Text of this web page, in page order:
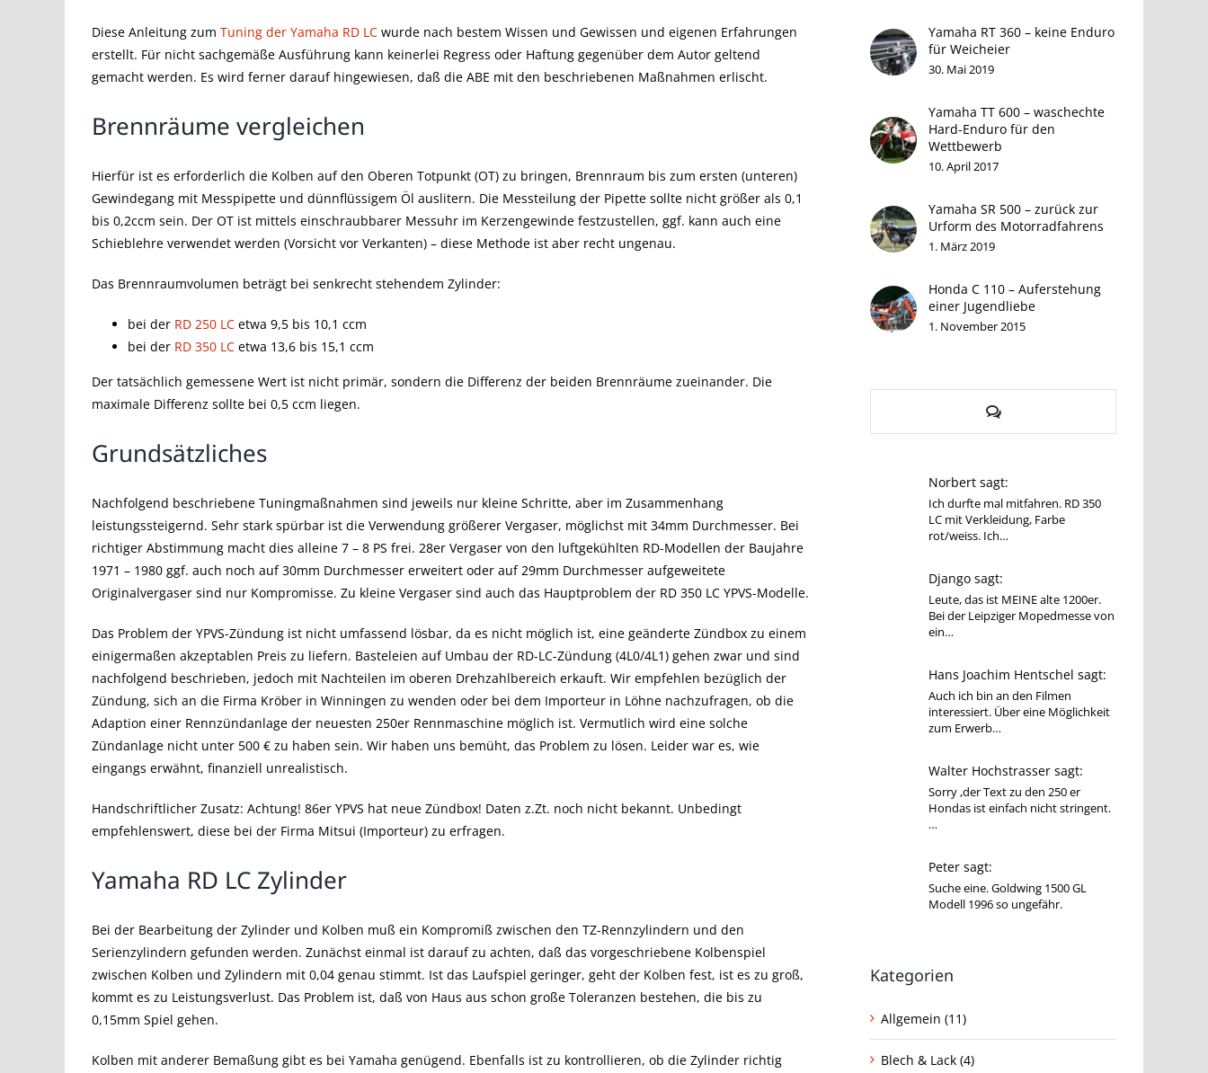
Diese Anleitung zum Tuning der Yamaha RD LC wurde nach bestem Wissen und Gewissen und eigenen Erfahrungen
erstellt. Für nicht sachgemäße Ausführung kann keinerlei Regress oder Haftung gegenüber dem Autor geltend
gemacht werden. Es wird ferner darauf hingewiesen, daß die ABE mit den beschriebenen Maßnahmen erlischt.
Brennräume vergleichen
Hierfür ist es erforderlich die Kolben auf den Oberen Totpunkt (OT) zu bringen, Brennraum bis zum ersten (unteren)
Gewindegang mit Messpipette und dünnflüssigem Öl auslitern. Die Messteilung der Pipette sollte nicht größer als 0,1
bis 0,2ccm sein. Der OT ist mittels einschraubbarer Messuhr im Kerzengewinde festzustellen, ggf. kann auch eine
Schieblehre verwendet werden (Vorsicht vor Verkanten) – diese Methode ist aber recht ungenau.
Das Brennraumvolumen beträgt bei senkrecht stehendem Zylinder:
bei der RD 250 LC etwa 9,5 bis 10,1 ccm
bei der RD 350 LC etwa 13,6 bis 15,1 ccm
Der tatsächlich gemessene Wert ist nicht primär, sondern die Differenz der beiden Brennräume zueinander. Die
maximale Differenz sollte bei 0,5 ccm liegen.
Grundsätzliches
Nachfolgend beschriebene Tuningmaßnahmen sind jeweils nur kleine Schritte, aber im Zusammenhang
leistungssteigernd. Sehr stark spürbar ist die Verwendung größerer Vergaser, möglichst mit 34mm Durchmesser. Bei
richtiger Abstimmung macht dies alleine 7 – 8 PS frei. 28er Vergaser von den luftgekühlten RD-Modellen der Baujahre
1971 – 1980 ggf. auch noch auf 30mm Durchmesser erweitert oder auf 29mm Durchmesser aufgeweitete
Originalvergaser sind nur Kompromisse. Zu kleine Vergaser sind auch das Hauptproblem der RD 350 LC YPVS-Modelle.
Das Problem der YPVS-Zündung ist nicht umfassend lösbar, da es nicht möglich ist, eine geänderte Zündbox zu einem
einigermaßen akzeptablen Preis zu liefern. Basteleien auf Umbau der RD-LC-Zündung (4L0/4L1) gehen zwar und sind
nachfolgend beschrieben, jedoch mit Nachteilen im oberen Drehzahlbereich erkauft. Wir empfehlen bezüglich der
Zündung, sich an die Firma Kröber in Winningen zu wenden oder bei dem Importeur in Löhne nachzufragen, ob die
Adaption einer Rennzündanlage der neuesten 250er Rennmaschine möglich ist. Vermutlich wird eine solche
Zündanlage nicht unter 500 € zu haben sein. Wir haben uns bemüht, das Problem zu lösen. Leider war es, wie
eingangs erwähnt, finanziell unrealistisch.
Handschriftlicher Zusatz: Achtung! 86er YPVS hat neue Zündbox! Daten z.Zt. noch nicht bekannt. Unbedingt
empfehlenswert, diese bei der Firma Mitsui (Importeur) zu erfragen.
Yamaha RD LC Zylinder
Bei der Bearbeitung der Zylinder und Kolben muß ein Kompromiß zwischen den TZ-Rennzylindern und den
Serienzylindern gefunden werden. Zunächst einmal ist darauf zu achten, daß das vorgeschriebene Kolbenspiel
zwischen Kolben und Zylindern mit 0,04 genau stimmt. Ist das Laufspiel geringer, geht der Kolben fest, ist es zu groß,
kommt es zu Leistungsverlust. Das Problem ist, daß von Haus aus schon große Toleranzen bestehen, die bis zu
0,15mm Spiel gehen.
Kolben mit anderer Bemaßung gibt es bei Yamaha genügend. Ebenfalls ist zu kontrollieren, ob die Zylinder richtig
Yamaha RT 360 – keine Enduro
für Weicheier
30. Mai 2019
Yamaha TT 600 – waschechte
Hard-Enduro für den
Wettbewerb
10. April 2017
Yamaha SR 500 – zurück zur
Urform des Motorradfahrens
1. März 2019
Honda C 110 – Auferstehung
einer Jugendliebe
1. November 2015
Kommentare
Norbert sagt:
Ich durfte mal mitfahren. RD 350
LC mit Verkleidung, Farbe
rot/weiss. Ich…
Django sagt:
Leute, das ist MEINE alte 1200er.
Bei der Leipziger Mopedmesse von
ein…
Hans Joachim Hentschel sagt:
Auch ich bin an den Filmen
interessiert. Über eine Möglichkeit
zum Erwerb…
Walter Hochstrasser sagt:
Sorry ,der Text zu den 250 er
Hondas ist einfach nicht stringent.
…
Peter sagt:
Suche eine. Goldwing 1500 GL
Modell 1996 so ungefähr.
Kategorien
Allgemein (11)
Blech & Lack (4)